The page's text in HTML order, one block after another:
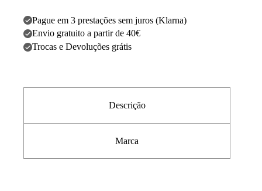
Pague em 3 prestações sem juros (Klarna)
Envio gratuito a partir de 40€
Trocas e Devoluções grátis
Descrição
Marca